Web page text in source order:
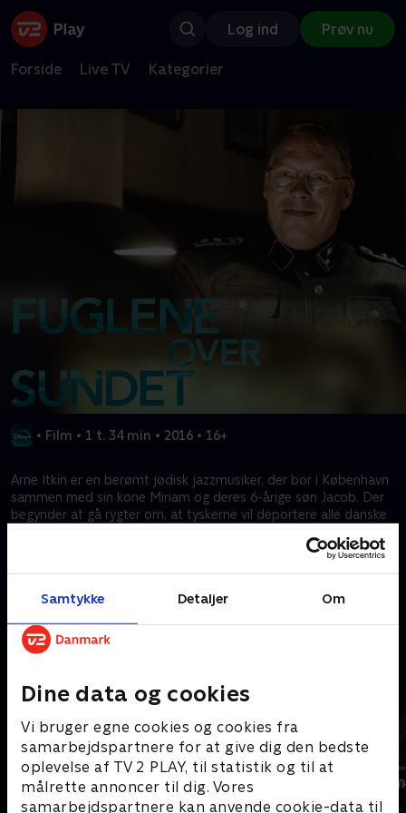
Samtykke Detaljer Om
Dine data og cookies
Vi bruger egne cookies og cookies fra
samarbejdspartnere for at give dig den bedste
oplevelse af TV 2 PLAY, til statistik og til at
målrette annoncer til dig. Vores
samarbejdspartnere kan anvende cookie-data til
Log ind Prøv nu
Forside Live TV Kategorier
• Film • 1 t. 34 min • 2016 • 16+
Arne Itkin er en berømt jødisk jazzmusiker, der bor i København
sammen med sin kone Miriam og deres 6-årige søn Jacob. Der
begynder at gå rygter om, at tyskerne vil deportere alle danske
vide, at de kan blive sejlet til Sverige fra Gilleleje af lokale
Kræver tilkøb
Mere indhold fra Disney+